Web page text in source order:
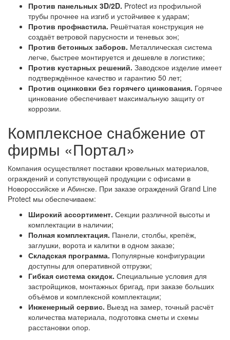
Против панельных 3D/2D. Protect из профильной
трубы прочнее на изгиб и устойчивее к ударам;
Против профнастила. Решётчатая конструкция не
создаёт ветровой парусности и теневых зон;
Против бетонных заборов. Металлическая система
легче, быстрее монтируется и дешевле в логистике;
Против кустарных решений. Заводское изделие имеет
подтверждённое качество и гарантию 50 лет;
Против оцинковки без горячего цинкования. Горячее
цинкование обеспечивает максимальную защиту от
коррозии.
Комплексное снабжение от
фирмы «Портал»
Компания осуществляет поставки кровельных материалов,
ограждений и сопутствующей продукции с офисами в
Новороссийске и Абинске. При заказе ограждений Grand Line
Protect мы обеспечиваем:
Широкий ассортимент. Секции различной высоты и
комплектации в наличии;
Полная комплектация. Панели, столбы, крепёж,
заглушки, ворота и калитки в одном заказе;
Складская программа. Популярные конфигурации
доступны для оперативной отгрузки;
Гибкая система скидок. Специальные условия для
застройщиков, монтажных бригад, при заказе больших
объёмов и комплексной комплектации;
Инженерный сервис. Выезд на замер, точный расчёт
количества материала, подготовка сметы и схемы
расстановки опор.